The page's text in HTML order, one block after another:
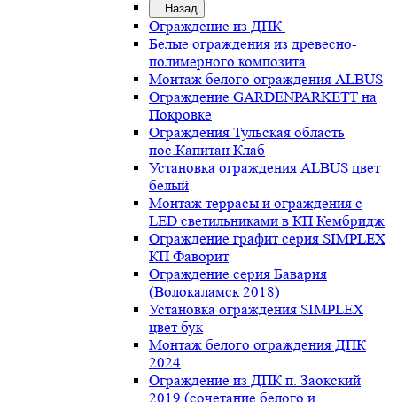
Назад
Ограждение из ДПК
Белые ограждения из древесно-
полимерного композита
Монтаж белого ограждения ALBUS
Ограждение GARDENPARKETT на
Покровке
Ограждения Тульская область
пос.Капитан Клаб
Установка ограждения ALBUS цвет
белый
Монтаж террасы и ограждения с
LED светильниками в КП Кембридж
Ограждение графит серия SIMPLEX
КП Фаворит
Ограждение серия Бавария
(Волокаламск 2018)
Установка ограждения SIMPLEX
цвет бук
Монтаж белого ограждения ДПК
2024
Ограждение из ДПК п. Заокский
2019 (сочетание белого и